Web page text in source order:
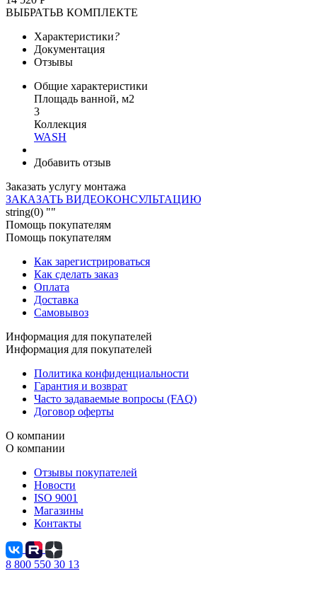
ВЫБРАТЬВ КОМПЛЕКТЕ
Характеристики?
Документация
Отзывы
Общие характеристики
Площадь ванной, м2
3
Коллекция
WASH
Добавить отзыв
Заказать услугу монтажа
ЗАКАЗАТЬ ВИДЕОКОНСУЛЬТАЦИЮ
string(0) ""
Помощь покупателям
Помощь покупателям
Как зарегистрироваться
Как сделать заказ
Оплата
Доставка
Самовывоз
Информация для покупателей
Информация для покупателей
Политика конфиденциальности
Гарантия и возврат
Часто задаваемые вопросы (FAQ)
Договор оферты
О компании
О компании
Отзывы покупателей
Новости
ISO 9001
Магазины
Контакты
8 800 550 30 13